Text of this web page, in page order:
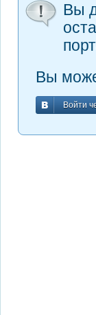
Вы
Вы
Войти
Войти